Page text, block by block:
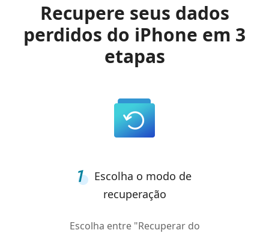
Recupere seus dados
perdidos do iPhone em 3
etapas
Escolha o modo de
recuperação
Escolha entre "Recuperar do